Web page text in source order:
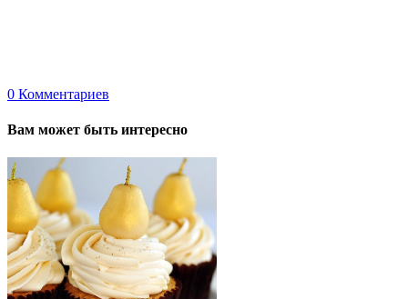
0 Комментариев
Вам может быть интересно